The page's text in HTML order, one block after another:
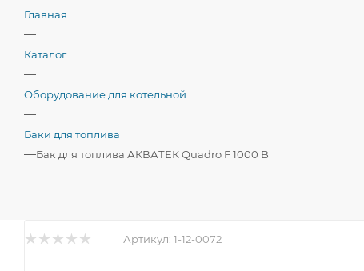
Главная
—
Каталог
—
Оборудование для котельной
—
Баки для топлива
—Бак для топлива АКВАТЕК Quadro F 1000 B
Артикул: 1-12-0072